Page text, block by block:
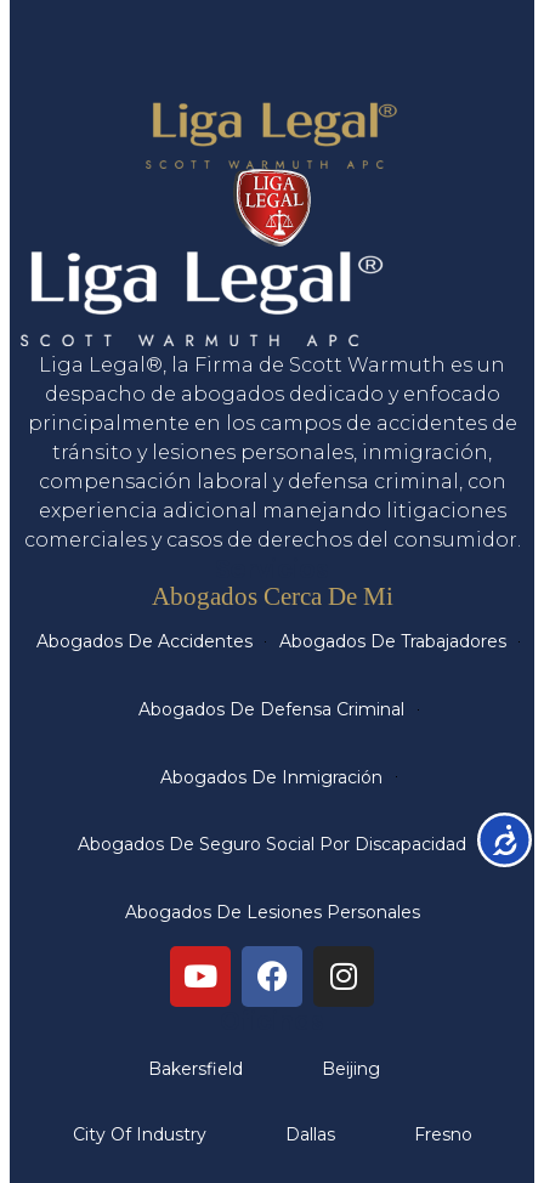
Liga Legal®, la Firma de Scott Warmuth es un
despacho de abogados dedicado y enfocado
principalmente en los campos de accidentes de
tránsito y lesiones personales, inmigración,
compensación laboral y defensa criminal, con
experiencia adicional manejando litigaciones
comerciales y casos de derechos del consumidor.
Abogados Cerca De Mi
Abogados De Accidentes Abogados De Trabajadores
Abogados De Defensa Criminal
Abogados De Inmigración
Abogados De Seguro Social Por Discapacidad
Abogados De Lesiones Personales
Bakersfield Beijing
City Of Industry Dallas Fresno